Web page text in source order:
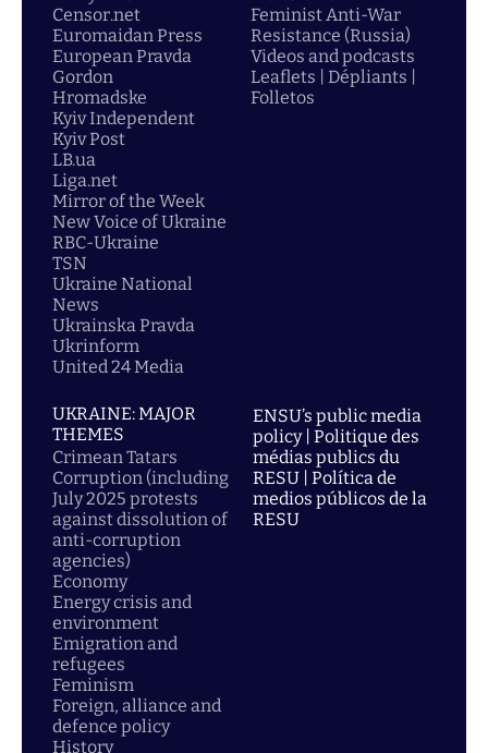
Censor.net
Euromaidan Press
European Pravda
Gordon
Hromadske
Kyiv Independent
Kyiv Post
LB.ua
Liga.net
Mirror of the Week
New Voice of Ukraine
RBC-Ukraine
TSN
Ukraine National
News
Ukrainska Pravda
Ukrinform
United 24 Media
Feminist Anti-War
Resistance (Russia)
Videos and podcasts
Leaflets | Dépliants |
Folletos
UKRAINE: MAJOR
THEMES
Crimean Tatars
Corruption (including
July 2025 protests
against dissolution of
anti-corruption
agencies)
Economy
Energy crisis and
environment
Emigration and
refugees
Feminism
Foreign, alliance and
defence policy
History
ENSU’s public media
policy | Politique des
médias publics du
RESU | Política de
medios públicos de la
RESU